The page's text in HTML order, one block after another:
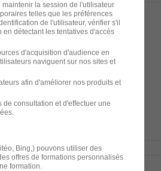
la session de l'utilisateur
telles que les préférences
de l'utilisateur, vérifier s'il
détectant les tentatives d'accès
d'acquisition d'audience en
naviguent sur nos sites et
afin d'améliorer nos produits et
consultation et d'effectuer une
Bing,) pouvons utiliser des
offres de formations personnalisés
formation.